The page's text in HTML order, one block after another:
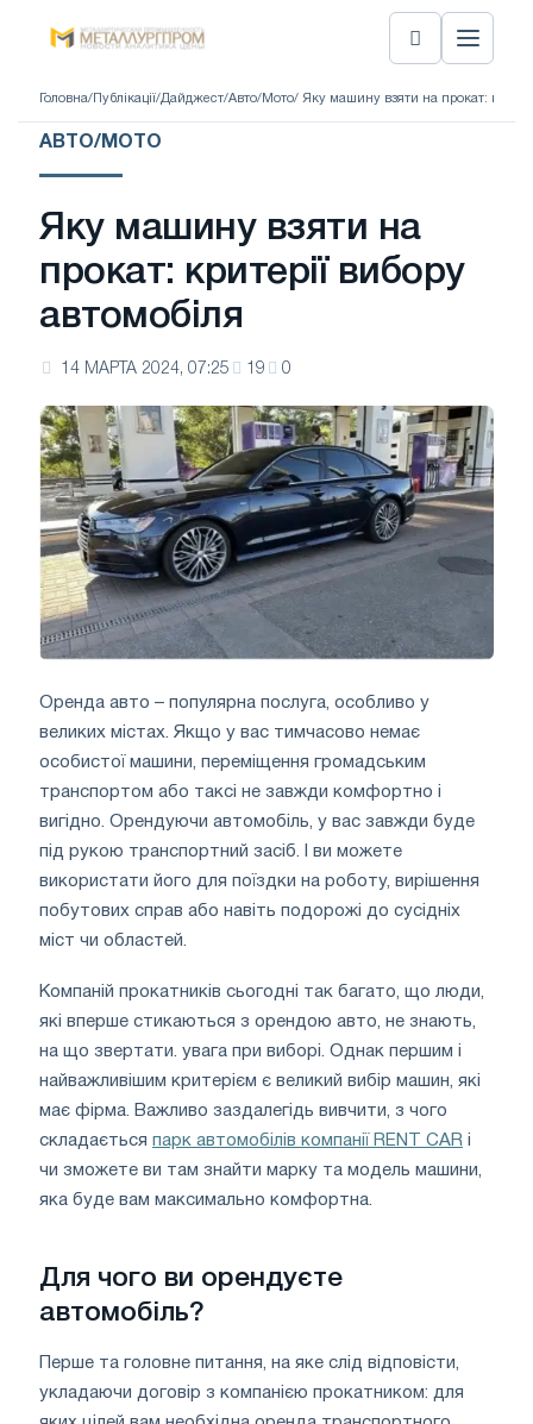
Головна/ Публікації/Дайджест/Авто/Мото/ Яку машину взяти на прокат:
АВТО/МОТО
Яку машину взяти на
прокат: критерії вибору
автомобіля
14 МАРТА 2024, 07:25 19 0
Оренда авто – популярна послуга, особливо у
великих містах. Якщо у вас тимчасово немає
особистої машини, переміщення громадським
транспортом або таксі не завжди комфортно і
вигідно. Орендуючи автомобіль, у вас завжди буде
під рукою транспортний засіб. І ви можете
використати його для поїздки на роботу, вирішення
побутових справ або навіть подорожі до сусідніх
міст чи областей.
Компаній прокатників сьогодні так багато, що люди,
які вперше стикаються з орендою авто, не знають,
на що звертати. увага при виборі. Однак першим і
найважливішим критерієм є великий вибір машин, які
має фірма. Важливо заздалегідь вивчити, з чого
складається парк автомобілів компанії RENT CAR і
чи зможете ви там знайти марку та модель машини,
яка буде вам максимально комфортна.
Для чого ви орендуєте
автомобіль?
Перше та головне питання, на яке слід відповісти,
укладаючи договір з компанією прокатником: для